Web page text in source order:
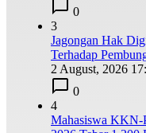
0
3
Jagongan Hak
Terhadap
2 August, 2026
0
4
Mahasiswa KKN-